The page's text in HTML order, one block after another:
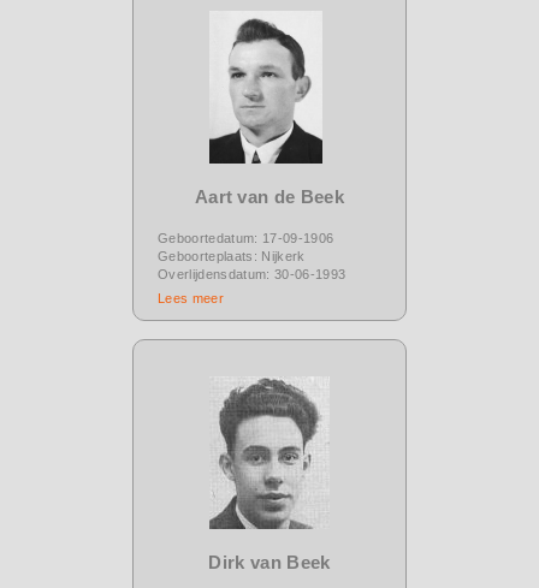
Aart van de Beek
Geboortedatum: 17-09-1906
Geboorteplaats: Nijkerk
Overlijdensdatum: 30-06-1993
Lees meer
Dirk van Beek